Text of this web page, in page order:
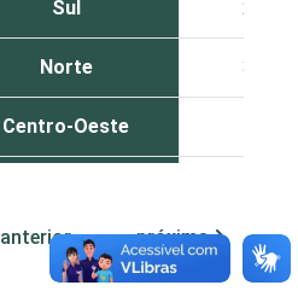
Sul 29
Norte 38
Centro-Oeste
Feminino 31
anterior próxima